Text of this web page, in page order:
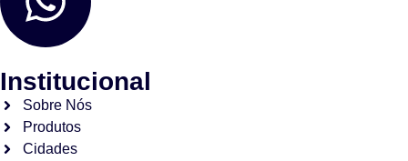
Institucional
Sobre Nós
Produtos
Cidades